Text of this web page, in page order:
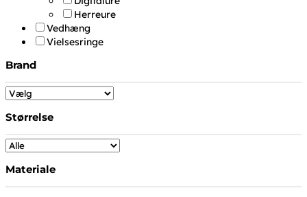
Herreure
Vedhæng
Vielsesringe
Brand
Størrelse
Materiale